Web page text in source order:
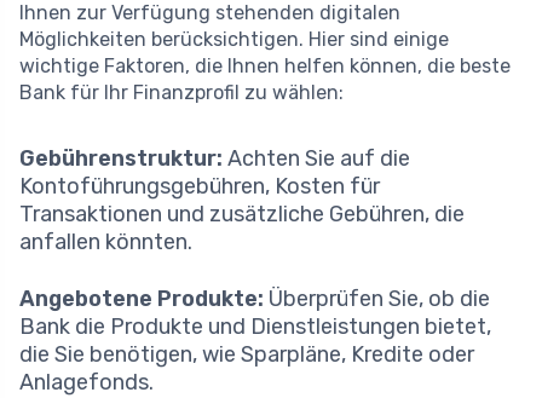
Ihnen zur Verfügung stehenden digitalen
Möglichkeiten berücksichtigen. Hier sind einige
wichtige Faktoren, die Ihnen helfen können, die beste
Bank für Ihr Finanzprofil zu wählen:
Gebührenstruktur: Achten Sie auf die
Kontoführungsgebühren, Kosten für
Transaktionen und zusätzliche Gebühren, die
anfallen könnten.
Angebotene Produkte: Überprüfen Sie, ob die
Bank die Produkte und Dienstleistungen bietet,
die Sie benötigen, wie Sparpläne, Kredite oder
Anlagefonds.